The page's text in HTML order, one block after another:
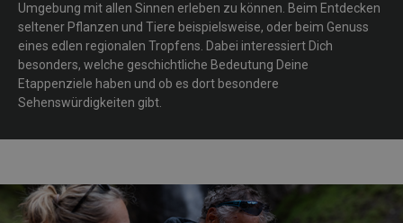
Umgebung mit allen Sinnen erleben zu können. Beim Entdecken
seltener Pflanzen und Tiere beispielsweise, oder beim Genuss
eines edlen regionalen Tropfens. Dabei interessiert Dich
besonders, welche geschichtliche Bedeutung Deine
Etappenziele haben und ob es dort besondere
Sehenswürdigkeiten gibt.